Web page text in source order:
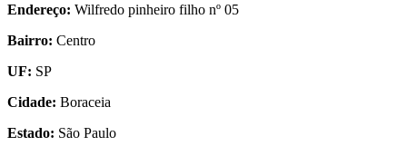
Endereço: Wilfredo pinheiro filho nº 05
Bairro: Centro
UF: SP
Cidade: Boraceia
Estado: São Paulo